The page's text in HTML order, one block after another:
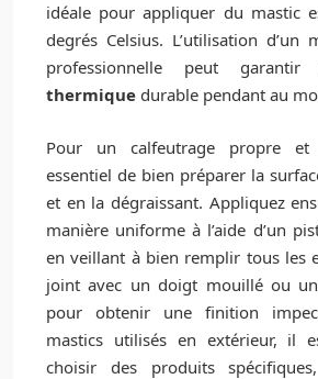
idéale pour appliquer du mastic
degrés Celsius. L’utilisation d’un
professionnelle peut
thermique durable pendant au
Pour un calfeutrage propre
essentiel de bien préparer la
et en la dégraissant. Appliquez
manière uniforme à l’aide d’un
en veillant à bien remplir tous les
joint avec un doigt mouillé ou
pour obtenir une finition
mastics utilisés en extérieur, il
choisir des produits